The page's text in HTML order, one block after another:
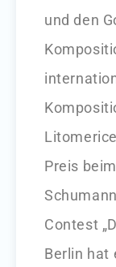
und den
Preis
Contest
Berlin hat